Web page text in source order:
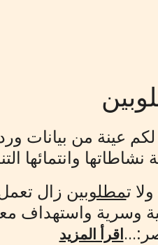
عينة من بيانات
تمطلوبين زال
وسرية واستهداف
...اقرأ المزيد